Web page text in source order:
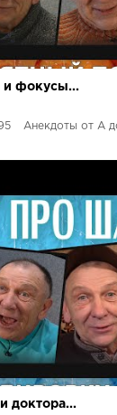
и фокусы...
Анекдоты от А
доктора...